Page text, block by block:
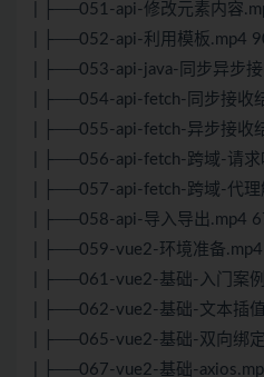
| ├──051-api-修改元素内容
| ├──052-api-利用模板.mp4
| ├──053-api-java-同步异步
| ├──054-api-fetch-同步接收
| ├──055-api-fetch-异步接收
| ├──056-api-fetch-跨域-请
| ├──057-api-fetch-跨域-代
| ├──058-api-导入导出.mp4
| ├──059-vue2-环境准备
| ├──061-vue2-基础-入门案
| ├──062-vue2-基础-文本插
| ├──065-vue2-基础-双向绑
| ├──067-vue2-基础-